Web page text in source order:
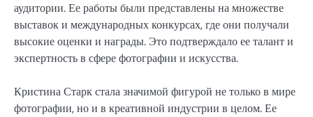
аудитории. Ее работы были представлены на множестве
выставок и международных конкурсах, где они получали
высокие оценки и награды. Это подтверждало ее талант и
экспертность в сфере фотографии и искусства.
Кристина Старк стала значимой фигурой не только в мире
фотографии, но и в креативной индустрии в целом. Ее